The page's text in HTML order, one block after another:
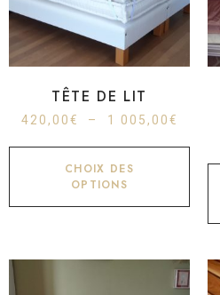
TÊTE DE LIT
420,00€ – 1 005,00€
CHOIX DES
OPTIONS